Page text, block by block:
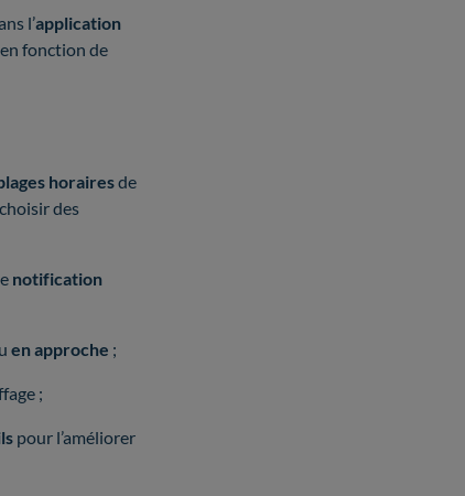
l’application
fonction de
horairesde
des
notification
en approche ;
;
pour l’améliorer